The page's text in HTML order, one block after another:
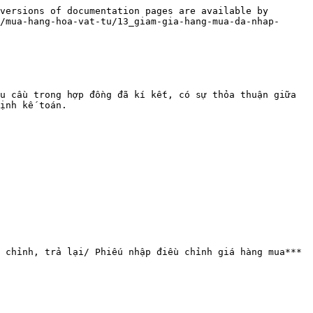
of documentation pages are available by
hang-hoa-vat-tu/13_giam-gia-hang-mua-da-nhap-
cầu trong hợp đồng đã kí kết, có sự thỏa thuận giữa
kế toán.
chỉnh, trả lại/ Phiếu nhập điều chỉnh giá hàng mua***